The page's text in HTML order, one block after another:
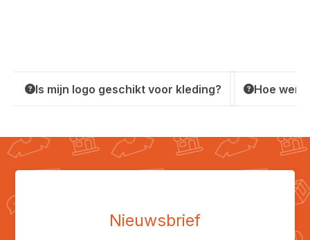
Is mijn logo geschikt voor kleding? Hoe
Nieuwsbrief